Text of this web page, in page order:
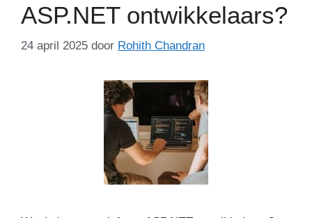
ASP.NET ontwikkelaars?
24 april 2025 door Rohith Chandran